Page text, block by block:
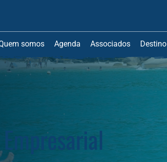
somos Agenda Associados Destino